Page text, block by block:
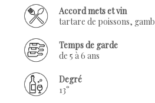
Accord mets et vin
tartare de poissons,
Temps de garde
de 5 à 6 ans
Degré
13°